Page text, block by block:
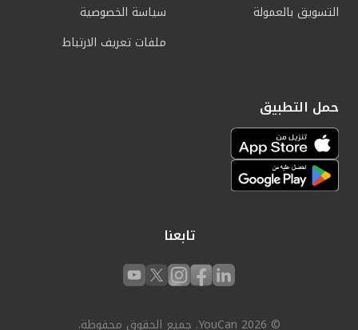
التسويق بالعمولة
سياسة الخصوصية
ملفات تعريف الارتباط
حمل التطبيق
تابعنا
© 2026 YouCan. جميع الحقوق محفوظة.